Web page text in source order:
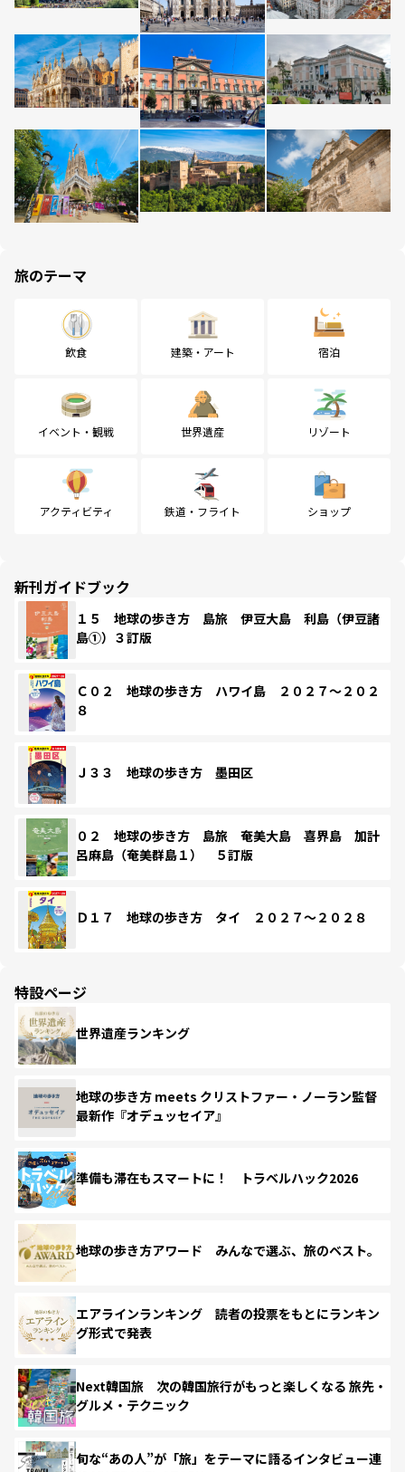
旅のテーマ
飲食 建築・アート 宿泊
イベント・観戦 世界遺産 リゾート
アクティビティ 鉄道・フライト ショップ
新刊ガイドブック
１５ 地球の歩き方 島旅 伊豆大島 利島（伊豆諸
島①）３訂版
Ｃ０２ 地球の歩き方 ハワイ島 ２０２７～２０２
８
Ｊ３３ 地球の歩き方 墨田区
０２ 地球の歩き方 島旅 奄美大島 喜界島 加計
呂麻島（奄美群島１） ５訂版
Ｄ１７ 地球の歩き方 タイ ２０２７～２０２８
特設ページ
世界遺産ランキング
地球の歩き方 meets クリストファー・ノーラン監督
最新作『オデュッセイア』
準備も滞在もスマートに！ トラベルハック2026
地球の歩き方アワード みんなで選ぶ、旅のベスト。
エアラインランキング 読者の投票をもとにランキン
グ形式で発表
Next韓国旅 次の韓国旅行がもっと楽しくなる 旅先・
グルメ・テクニック
旬な“あの人”が「旅」をテーマに語るインタビュー連